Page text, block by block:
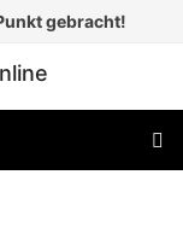
gebracht!